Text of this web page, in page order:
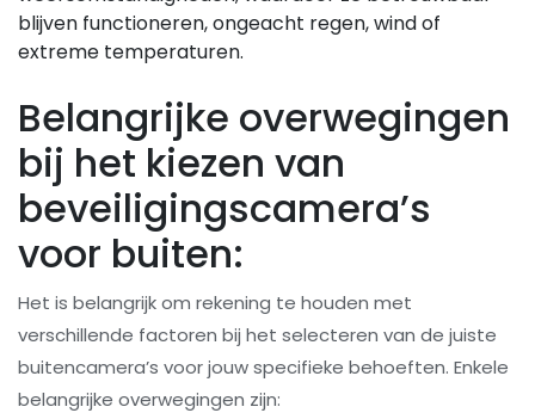
blijven functioneren, ongeacht regen, wind of
extreme temperaturen.
Belangrijke overwegingen
bij het kiezen van
beveiligingscamera’s
voor buiten:
Het is belangrijk om rekening te houden met
verschillende factoren bij het selecteren van de juiste
buitencamera’s voor jouw specifieke behoeften. Enkele
belangrijke overwegingen zijn: